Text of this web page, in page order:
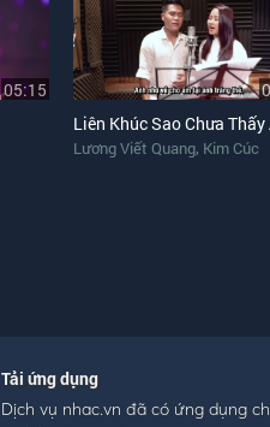
05:15
Lương Viết Quang, Kim Cúc
Tải ứng dụng
Dịch vụ nhac.vn đã có ứng dụng